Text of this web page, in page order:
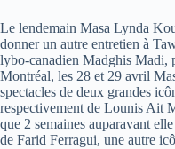
Le lendemain Masa Lynda
donner un autre entretien à
lybo-canadien Madghis Madi,
Montréal, les 28 et 29 avril
spectacles de deux grandes
respectivement de Lounis Ait
que 2 semaines auparavant
de Farid Ferragui, une autre